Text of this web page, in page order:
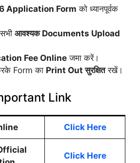
Application Form को ध्यानपूर्वक
आवश्यक Documents Upload
Fee Online जमा करें।
Form का Print Out सुरक्षितरखें।
Link
Click Here
Click Here